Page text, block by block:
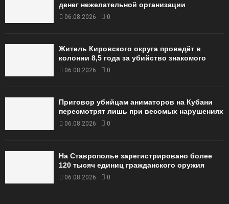
денег нежелательной организации
06.08.2026 0
Житель Кировского округа проведёт в
колонии 8,5 года за убийство знакомого
06.08.2026 0
Приговор убийцам аниматоров на Кубани
пересмотрят лишь при весомых нарушениях
06.08.2026 0
На Ставрополье зарегистрировано более
120 тысяч единиц гражданского оружия
06.08.2026 0